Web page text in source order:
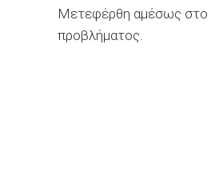
Μετεφέρθη αμέσως στο
προβλήματος.